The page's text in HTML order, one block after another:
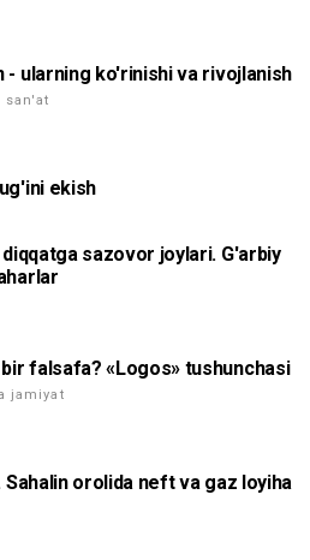
- ularning ko'rinishi va rivojlanish
san'at
ekish
sazovor joylari. G'arbiy
falsafa? «Logos» tushunchasi
jamiyat
Sahalin orolida neft va gaz loyiha